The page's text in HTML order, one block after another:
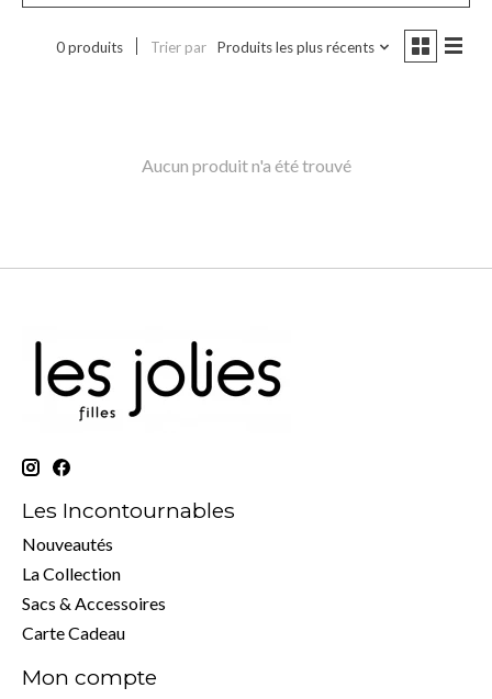
0 produits Trier par Produits les plus récents
Aucun produit n'a été trouvé
Les Incontournables
Nouveautés
La Collection
Sacs & Accessoires
Carte Cadeau
Mon compte